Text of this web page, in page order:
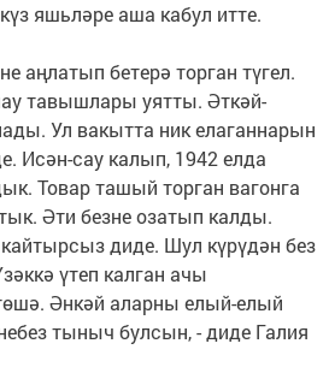
яшьләре аша кабул итте.
аңлатып бетерә торган түгел.
тавышлары уятты. Әткәй-
Ул вакытта ник елаганнарын
Исән-сау калып, 1942 елда
Товар ташый торган вагонга
Әти безне озатып калды.
диде. Шул күрүдән без
үтеп калган ачы
Әнкәй аларны елый-елый
тыныч булсын, - диде Галия